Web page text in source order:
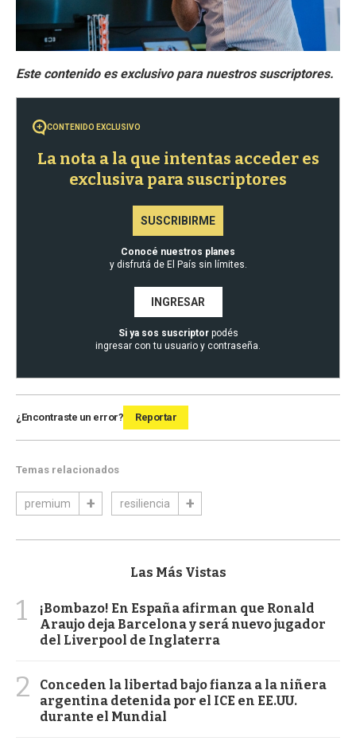
CONTENIDO EXCLUSIVO
La nota a la que intentas acceder es
exclusiva para suscriptores
SUSCRIBIRME
Conocé nuestros planes
y disfrutá de El País sin límites.
INGRESAR
Si ya sos suscriptorpodés
ingresar con tu usuario y contraseña.
¿Encontraste un error? Reportar
Temas relacionados
premium resiliencia
Las Más Vistas
1
¡Bombazo! En España afirman que Ronald
Araujo deja Barcelona y será nuevo jugador
del Liverpool de Inglaterra
2
Conceden la libertad bajo fianza a la niñera
argentina detenida por el ICE en EE.UU.
durante el Mundial